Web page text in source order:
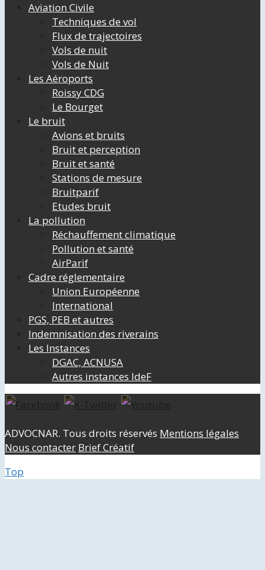
Aviation Civile
Techniques de vol
Flux de trajectoires
Vols de nuit
Vols de Nuit
Les Aéroports
Roissy CDG
Le Bourget
Le bruit
Avions et bruits
Bruit et perception
Bruit et santé
Stations de mesure
Bruitparif
Etudes bruit
La pollution
Réchauffement climatique
Pollution et santé
AirParif
Cadre réglementaire
Union Européenne
International
PGS, PEB et autres
Indemnisation des riverains
Les Instances
DGAC, ACNUSA
Autres instances IdeF
ADVOCNAR. Tous droits réservés Mentions légales
Nous contacter Brief Créatif
Top